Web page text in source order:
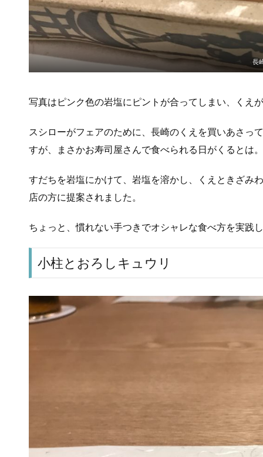
長
写真はピンク色の岩塩にピントが合ってしまい、くえ
スシローがフェアのために、長崎のくえを買いあさっ
すが、まさかお寿司屋さんで食べられる日がくるとは。
すだちを岩塩にかけて、岩塩を溶かし、くえときざみ
店の方に提案されました。
ちょっと、慣れない手つきでオシャレな食べ方を実践
小柱とおろしキュウリ